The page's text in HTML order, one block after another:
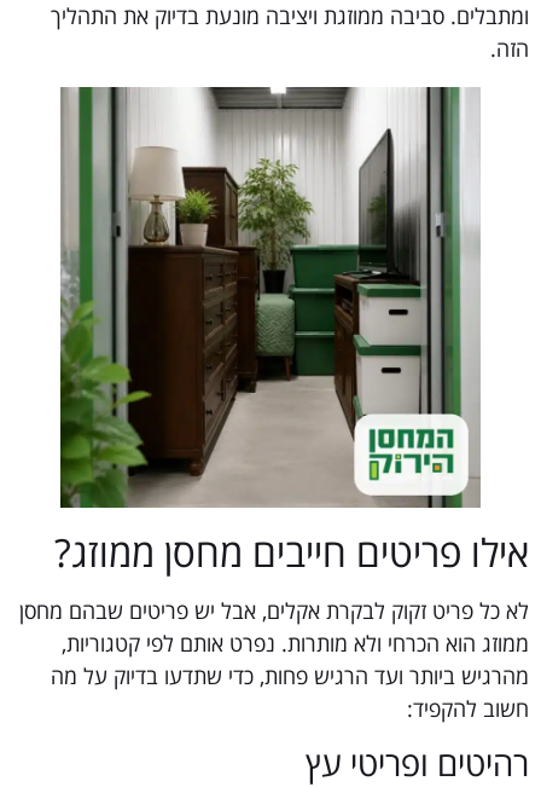
ומתבלים. סביבה ממוזגת ויציבה מונעת בדיוק את התהליך
הזה.
אילו פריטים חייבים מחסן ממוזג?
לא כל פריט זקוק לבקרת אקלים, אבל יש פריטים שבהם מחסן
ממוזג הוא הכרחי ולא מותרות. נפרט אותם לפי קטגוריות,
מהרגיש ביותר ועד הרגיש פחות, כדי שתדעו בדיוק על מה
חשוב להקפיד:
רהיטים ופריטי עץ